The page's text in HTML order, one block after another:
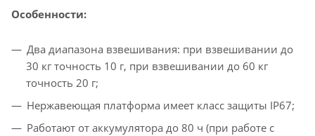
Особенности:
Два диапазона взвешивания: при взвешивании до
30 кг точность 10 г, при взвешивании до 60 кг
точность 20 г;
Нержавеющая платформа имеет класс защиты IP67;
Работают от аккумулятора до 80 ч (при работе с